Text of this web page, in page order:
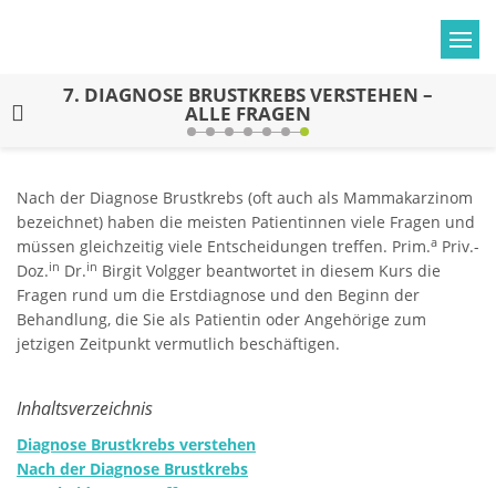
7. DIAGNOSE BRUSTKREBS VERSTEHEN –
ALLE FRAGEN
Nach der Diagnose Brustkrebs (oft auch als Mammakarzinom
bezeichnet) haben die meisten Patientinnen viele Fragen und
müssen gleichzeitig viele Entscheidungen treffen. Prim.a Priv.-
Doz.in Dr.in Birgit Volgger beantwortet in diesem Kurs die
Fragen rund um die Erstdiagnose und den Beginn der
Behandlung, die Sie als Patientin oder Angehörige zum
jetzigen Zeitpunkt vermutlich beschäftigen.
Inhaltsverzeichnis
Diagnose Brustkrebs verstehen
Nach der Diagnose Brustkrebs